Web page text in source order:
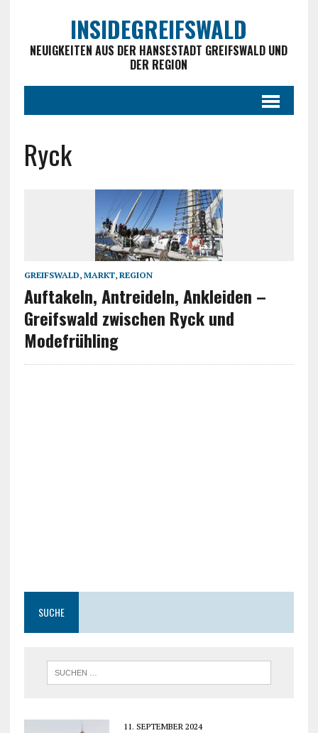
INSIDEGREIFSWALD
NEUIGKEITEN AUS DER HANSESTADT GREIFSWALD UND
DER REGION
Ryck
GREIFSWALD, MARKT, REGION
Auftakeln, Antreideln, Ankleiden –
Greifswald zwischen Ryck und
Modefrühling
SUCHE
11. SEPTEMBER 2024